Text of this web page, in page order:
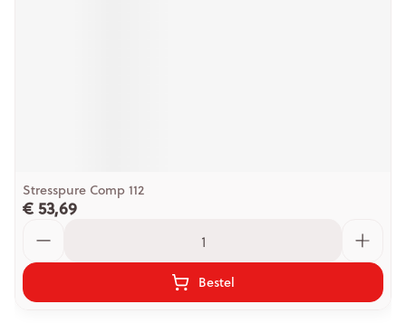
Stresspure Comp 112
€ 53,69
Bestel